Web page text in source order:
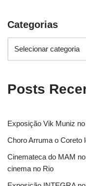
Categorias
Posts
Exposição Vik Muniz
Choro Arruma o Coreto
Cinemateca do MAM
cinema no Rio